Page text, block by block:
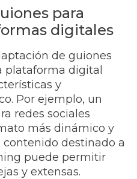
para
digitales
de guiones
plataforma digital
y
Por ejemplo, un
redes sociales
más dinámico y
destinado a
puede permitir
y extensas.